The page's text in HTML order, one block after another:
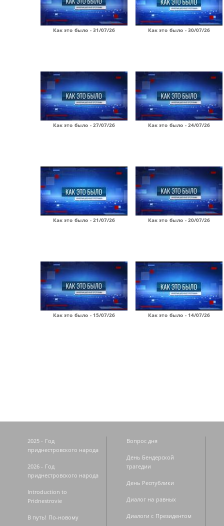
Как это было - 31/07/26 Как это было - 30/07/26
Как это было - 27/07/26 Как это было - 24/07/26
Как это было - 21/07/26 Как это было - 20/07/26
Как это было - 15/07/26 Как это было - 14/07/26
2025 - Год
приднестровского народа
2026 - Год
приднестровского народа
Introduction to
Pridnestrovie
В путь! По-новому
Вопрос дня
День Бендерской
трагедии
День Республики
Диалог на равных
Диалоги с Президентом